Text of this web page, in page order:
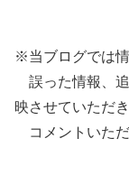
※当ブログでは情
誤った情報、追
映させていただ
コメントいただ